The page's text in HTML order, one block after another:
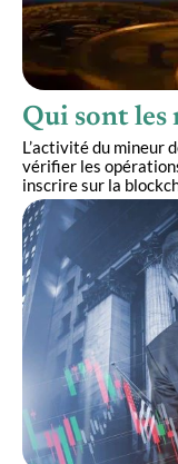
Qui sont les
L’activité du mineur
vérifier les
inscrire sur la